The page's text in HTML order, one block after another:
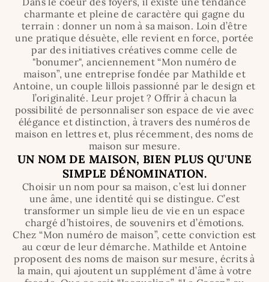
charmante et pleine de caractère qui gagne du
terrain : donner un nom à sa maison. Loin d’être
une pratique désuète, elle revient en force, portée
par des initiatives créatives comme celle de
"bonumer", anciennement “Mon numéro de
maison”, une entreprise fondée par Mathilde et
Antoine, un couple lillois passionné par le design et
l’originalité. Leur projet ? Offrir à chacun la
possibilité de personnaliser son espace de vie avec
élégance et distinction, à travers des numéros de
maison en lettres et, plus récemment, des noms de
maison sur mesure.
UN NOM DE MAISON, BIEN PLUS QU'UNE
SIMPLE DÉNOMINATION.
Choisir un nom pour sa maison, c’est lui donner
une âme, une identité qui se distingue. C’est
transformer un simple lieu de vie en un espace
chargé d’histoires, de souvenirs et d’émotions.
Chez “Mon numéro de maison”, cette conviction est
au cœur de leur démarche. Mathilde et Antoine
proposent des noms de maison sur mesure, écrits à
la main, qui ajoutent un supplément d’âme à votre